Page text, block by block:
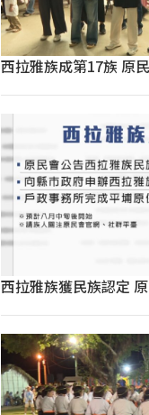
西拉雅族成第17族 原
西拉雅族獲民族認定